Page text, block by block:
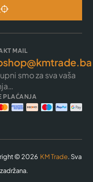
MAIL
smo za sva vaša
PLAĆANJA
© 2026 KM Trade. Sva